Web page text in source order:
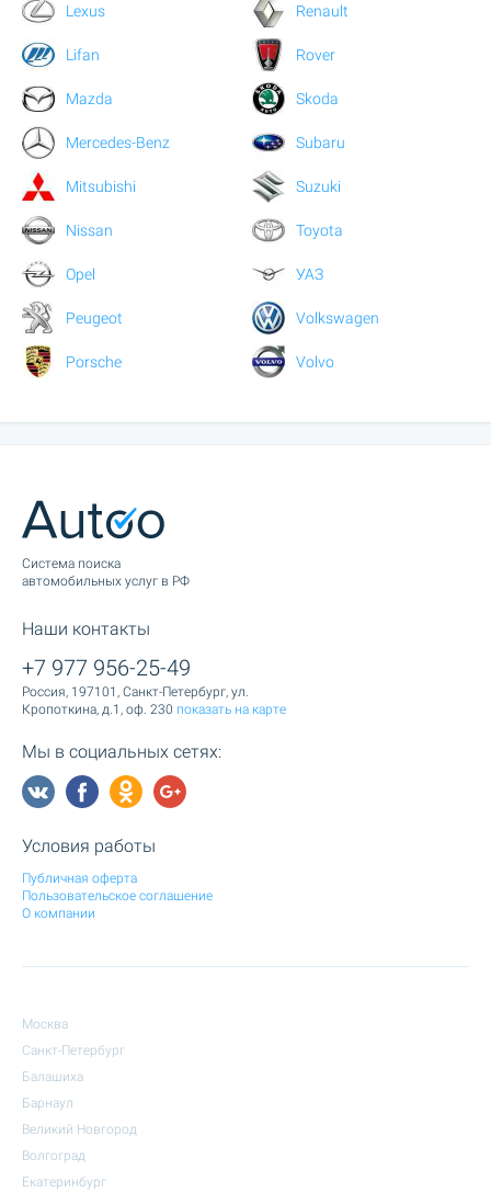
Lexus
Lifan
Mazda
Mercedes-Benz
Mitsubishi
Nissan
Opel
Peugeot
Porsche
Renault
Rover
Skoda
Subaru
Suzuki
Toyota
УАЗ
Volkswagen
Volvo
Cистема поиска
автомобильных услуг в РФ
Наши контакты
+7 977 956-25-49
Россия, 197101, Санкт-Петербург, ул.
Кропоткина, д.1, оф. 230 показать на карте
Мы в социальных сетях:
Условия работы
Публичная оферта
Пользовательское соглашение
О компании
Москва
Санкт-Петербург
Балашиха
Барнаул
Великий Новгород
Волгоград
Екатеринбург